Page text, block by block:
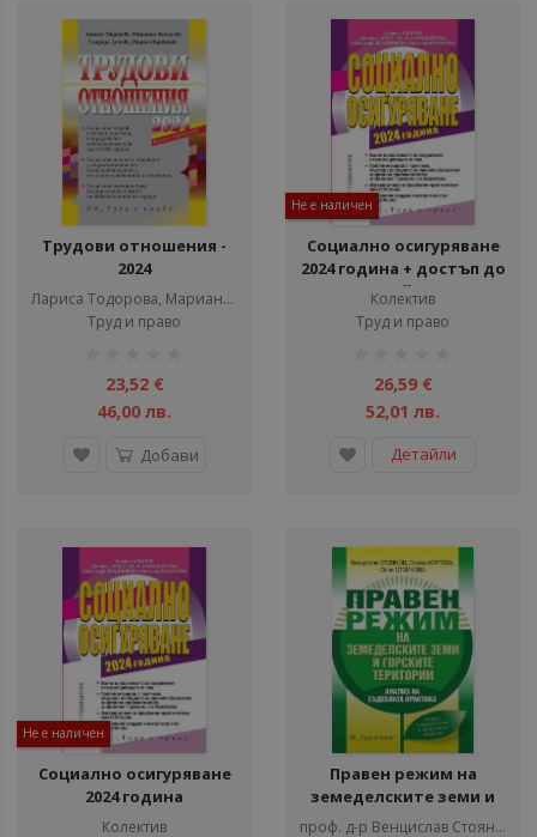
Трудови отношения -
2024
Лариса Тодорова, Мариана Василева, Теодора Дичева
Труд и право
23,52 €
46,00 лв.
Добави
Не е наличен
Социално осигуряване
2024 година + достъп до
сайт
Колектив
Труд и право
26,59 €
52,01 лв.
Детайли
Не е наличен
Социално осигуряване
2024 година
Колектив
Правен режим на
земеделските земи и
горските територии проф. д-р Венцислав Стоянов, Стойка Куртева, Юлия Стойкова